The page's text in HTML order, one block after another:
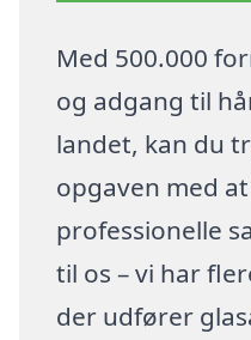
Med 500.000
og adgang til
landet, kan du
opgaven med
professionelle
til os – vi har
der udfører